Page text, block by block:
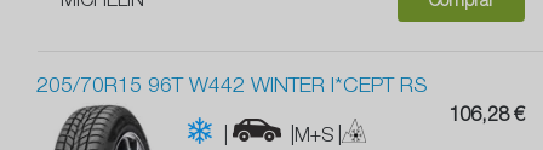
205/70R15 96T W442 WINTER I*CEPT RS
| |M+S |
106,28 €